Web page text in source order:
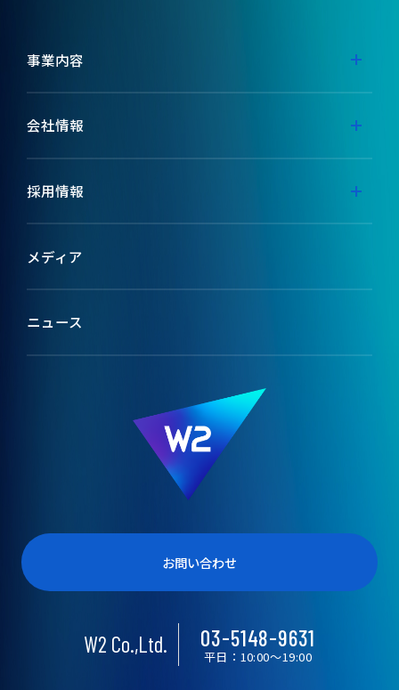
お問い合わせ
W2 Co.,Ltd. 03-5148-9631
平日：10:00〜19:00
事業内容
事業内容
会社情報
代表メッセージ
ミッション
ブランドコンセプト
採用情報
採用特設サイト
テックメディア
メディア
ニュース